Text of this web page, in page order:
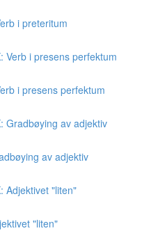
i preteritum
Verb i presens perfektum
i presens perfektum
Gradbøying av adjektiv
av adjektiv
Adjektivet "liten"
"liten"